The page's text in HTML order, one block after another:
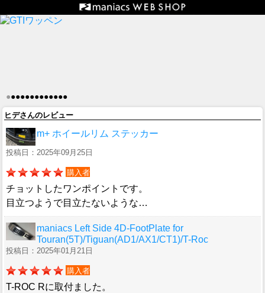
●●●●●●●●●●●●●
ヒデさんのレビュー
m+ ホイールリム ステッカー
投稿日：2025年09月25日
購入者
チョットしたワンポイントです。
目立つようで目立たないような…
maniacs Left Side 4D-FootPlate for
Touran(5T)/Tiguan(AD1/AX1/CT1)/T-Roc
投稿日：2025年01月21日
購入者
T-ROC Rに取付ました。